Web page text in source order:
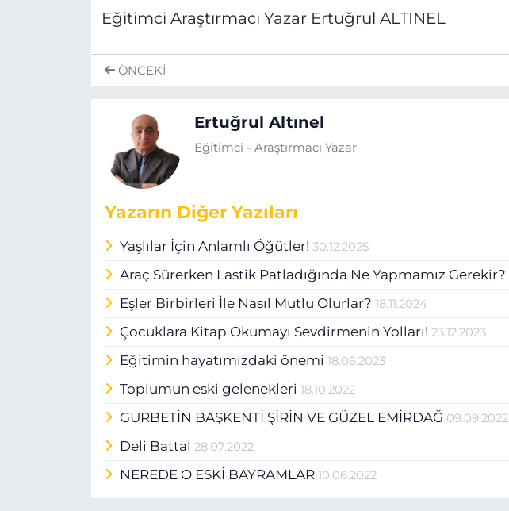
Eğitimci Araştırmacı Yazar Ertuğrul ALTINEL
ÖNCEKI
Ertuğrul Altınel
Eğitimci - Araştırmacı Yazar
Yazarın Diğer Yazıları
Yaşlılar İçin Anlamlı Öğütler!30.12.2025
Araç Sürerken Lastik Patladığında Ne Yapmamız Gerekir?
Eşler Birbirleri İle Nasıl Mutlu Olurlar?18.11.2024
Çocuklara Kitap Okumayı Sevdirmenin Yolları!23.12.2023
Eğitimin hayatımızdaki önemi18.06.2023
Toplumun eski gelenekleri18.10.2022
GURBETİN BAŞKENTİ ŞİRİN VE GÜZEL EMİRDAĞ 09.09.2022
Deli Battal28.07.2022
NEREDE O ESKİ BAYRAMLAR10.06.2022